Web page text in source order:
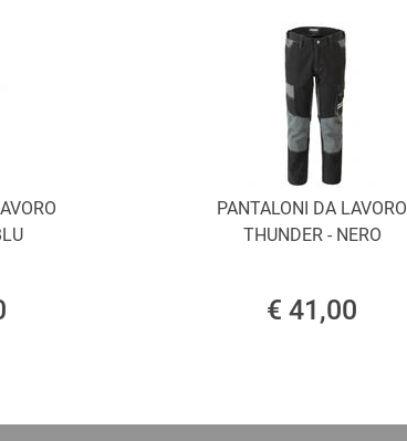
PANTALONI DA LAVORO
THUNDER - NERO
€ 41,00